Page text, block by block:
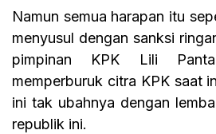
Namun semua harapan itu
menyusul dengan sanksi
pimpinan KPK Lili
memperburuk citra KPK saat
ini tak ubahnya dengan
republik ini.